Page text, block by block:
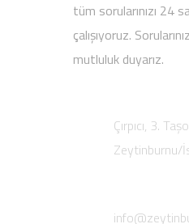
tüm sorularınızı 24
çalışıyoruz.
mutluluk duyarız.
Çırpıcı, 3.
Zeytinburnu/